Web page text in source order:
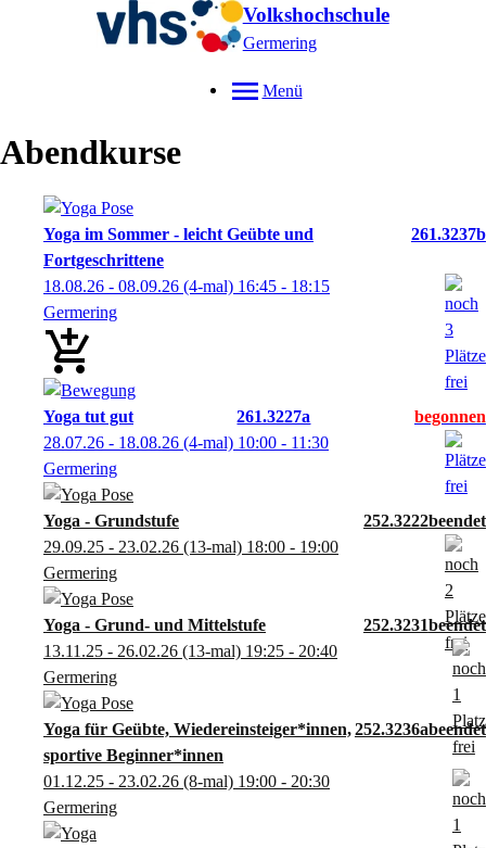
Volkshochschule
Germering
Menü
Abendkurse
Yoga - Grundstufe
252.3222
29.09.25 - 23.02.26 (13-mal) 18:00 - 19:00
Germering
Yoga - Grund- und Mittelstufe
252.3231
13.11.25 - 26.02.26 (13-mal) 19:25 - 20:40
Germering
Yoga für Geübte, Wiedereinsteiger*innen,
sportive Beginner*innen
252.3236a
01.12.25 - 23.02.26 (8-mal) 19:00 - 20:30
Germering
Yoga tut gut
261.3227a
28.07.26 - 18.08.26 (4-mal) 10:00 - 11:30
Germering
Yoga im Sommer - leicht Geübte und
Fortgeschrittene
261.3237b
18.08.26 - 08.09.26 (4-mal) 16:45 - 18:15
Germering